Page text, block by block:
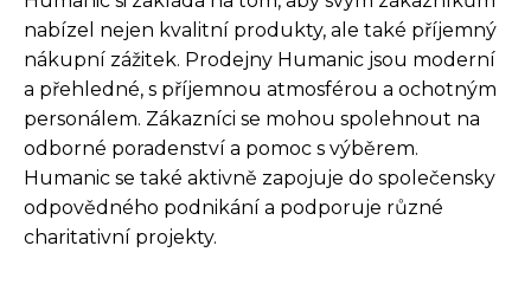
nabízel nejen kvalitní produkty, ale také příjemný
nákupní zážitek. Prodejny Humanic jsou moderní
a přehledné, s příjemnou atmosférou a ochotným
personálem. Zákazníci se mohou spolehnout na
odborné poradenství a pomoc s výběrem.
Humanic se také aktivně zapojuje do společensky
odpovědného podnikání a podporuje různé
charitativní projekty.